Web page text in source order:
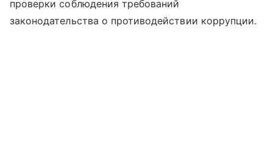
проверки соблюдения требований
законодательства о противодействии коррупции.